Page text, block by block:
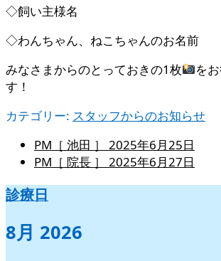
◇飼い主様名
◇わんちゃん、ねこちゃんのお名前
みなさまからのとっておきの1枚
を
す！
カテゴリー: スタッフからのお知らせ
PM［ 池田 ］ 2025年6月25日
PM［ 院長 ］ 2025年6月27日
診療日
8月 2026